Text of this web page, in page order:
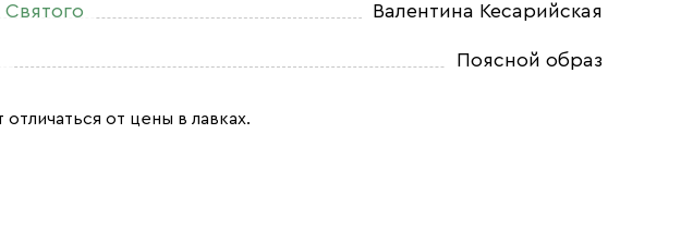
Святого Валентина Кесарийская
Поясной образ
от цены в лавках.